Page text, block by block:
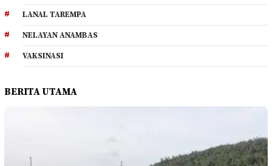
LANAL TAREMPA
NELAYAN ANAMBAS
VAKSINASI
BERITA UTAMA